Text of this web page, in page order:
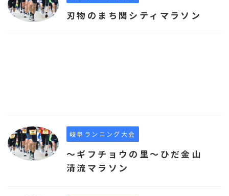
刃物のまち関シティマラソン
岐阜ランニング大会
～ギフチョウの里～ひだ金山
清流マラソン